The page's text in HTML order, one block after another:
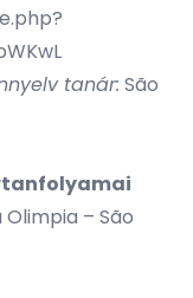
tanár: São
– São